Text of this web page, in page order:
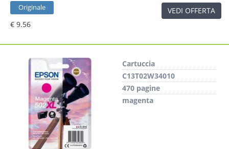
Originale
€ 9.56
VEDI OFFERTA
Cartuccia
C13T02W34010
470 pagine
magenta